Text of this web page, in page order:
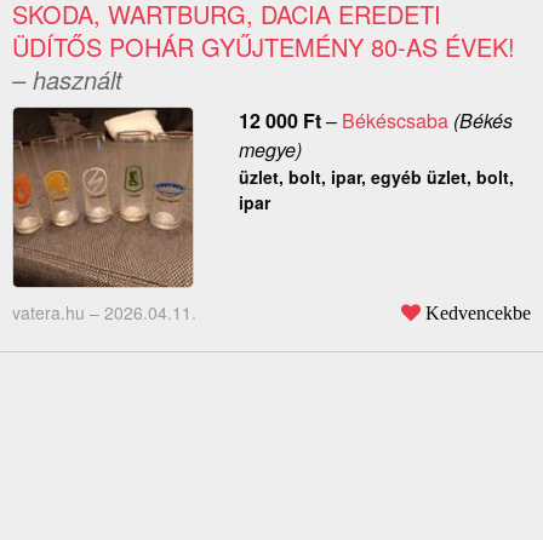
SKODA, WARTBURG, DACIA EREDETI
ÜDÍTŐS POHÁR GYŰJTEMÉNY 80-AS ÉVEK!
– használt
12 000 Ft– Békéscsaba(Békés
megye)
üzlet, bolt, ipar, egyéb üzlet, bolt,
ipar
vatera.hu – 2026.04.11. Kedvencekbe